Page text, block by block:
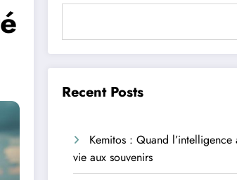
Recent Posts
Kemitos : Quand
vie aux souvenirs